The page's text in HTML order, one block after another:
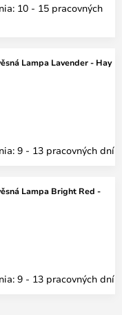
10 - 15 pracovných
Lampa Lavender - Hay
9 - 13 pracovných dní
Lampa Bright Red -
9 - 13 pracovných dní